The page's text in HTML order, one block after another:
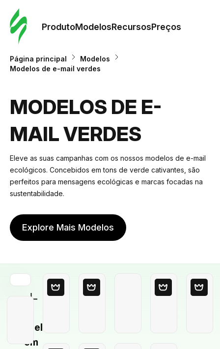
ProdutoModelosRecursosPreços
Página principal
Modelos
Modelos de e-mail verdes
MODELOS DE E-
MAIL VERDES
Eleve as suas campanhas com os nossos modelos de e-mail
ecológicos. Concebidos em tons de verde cativantes, são
perfeitos para mensagens ecológicas e marcas focadas na
sustentabilidade.
Explore Mais Modelos
Modelo
em